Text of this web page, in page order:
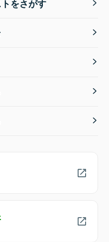
をさがす